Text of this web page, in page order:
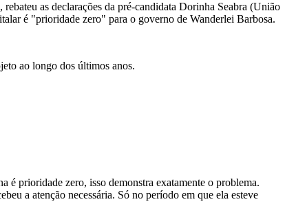
as declarações da pré-candidata Dorinha Seabra (União
é "prioridade zero" para o governo de Wanderlei Barbosa.
ao longo dos últimos anos.
é prioridade zero, isso demonstra exatamente o problema.
a atenção necessária. Só no período em que ela esteve